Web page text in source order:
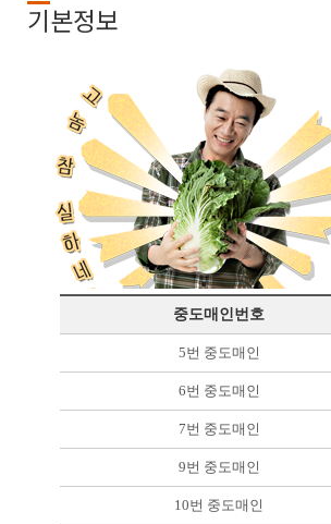
기본정보
중도매인번호
5번 중도매인
6번 중도매인
7번 중도매인
9번 중도매인
10번 중도매인